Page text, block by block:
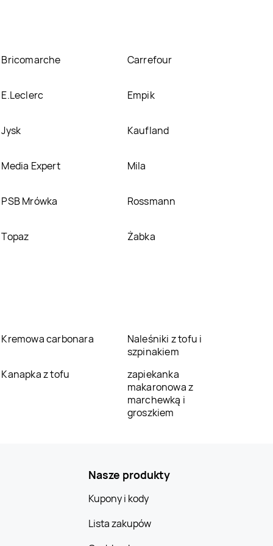
Bricomarche Carrefour
E.Leclerc Empik
Jysk Kaufland
Media Expert Mila
PSB Mrówka Rossmann
Topaz Żabka
Kremowa carbonara
Naleśniki z tofu i
szpinakiem
Kanapka z tofu
zapiekanka
makaronowa z
marchewką i
groszkiem
Nasze produkty
Kupony i kody
Lista zakupów